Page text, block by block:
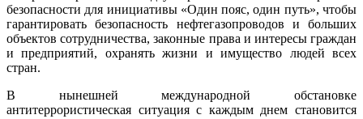
безопасности для инициативы «Один пояс, один путь», чтобы
гарантировать безопасность нефтегазопроводов и больших
объектов сотрудничества, законные права и интересы граждан
и предприятий, охранять жизни и имущество людей всех
стран.
В нынешней международной обстановке
антитеррористическая ситуация с каждым днем становится